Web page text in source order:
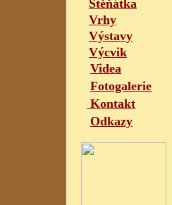
Štěňátka
Vrhy
Výstavy
Výcvik
Videa
Fotogalerie
Kontakt
Odkazy